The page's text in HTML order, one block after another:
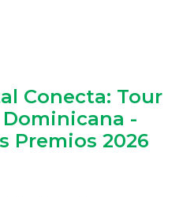
Conecta: Tour
-
Premios 2026